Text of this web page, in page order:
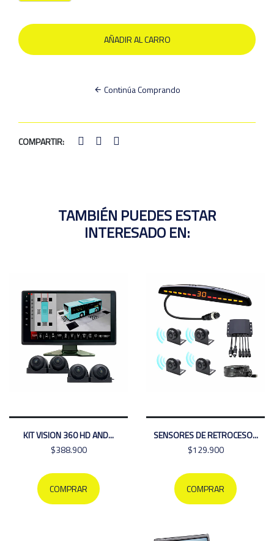
Continúa Comprando
COMPARTIR:
TAMBIÉN PUEDES ESTAR
INTERESADO EN:
KIT VISION 360 HD AND...
$388.900
COMPRAR
SENSORES DE RETROCESO...
$129.900
COMPRAR